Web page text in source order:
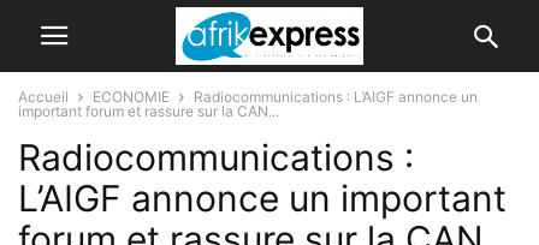
Accueil ECONOMIE
Radiocommunications : L’AIGF annonce un
important forum et rassure sur la CAN...
Radiocommunications :
L’AIGF annonce un important